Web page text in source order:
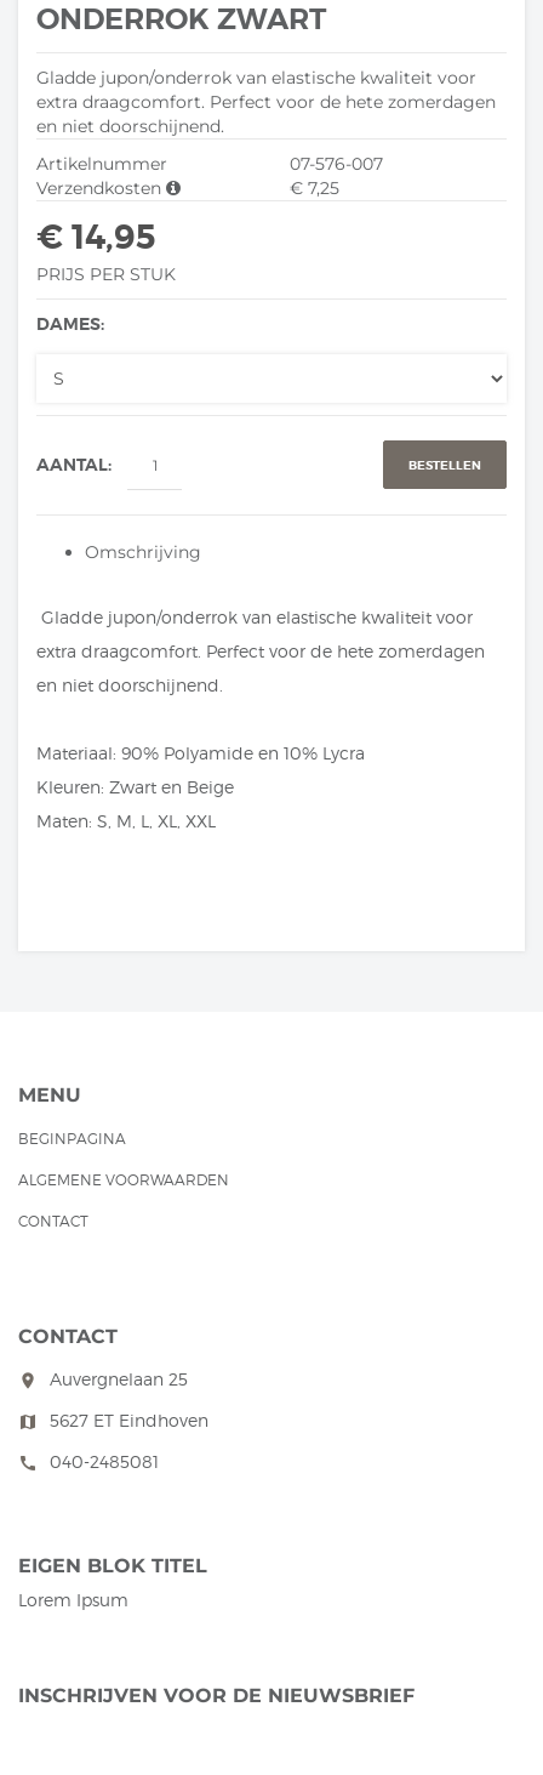
ONDERROK ZWART
Gladde jupon/onderrok van elastische kwaliteit voor
extra draagcomfort. Perfect voor de hete zomerdagen
en niet doorschijnend.
Artikelnummer
07-576-007
Verzendkosten
€ 7,25
€ 14,95
PRIJS PER STUK
DAMES:
AANTAL: BESTELLEN
Omschrijving
Gladde jupon/onderrok van elastische kwaliteit voor
extra draagcomfort. Perfect voor de hete zomerdagen
en niet doorschijnend.
Materiaal: 90% Polyamide en 10% Lycra
Kleuren: Zwart en Beige
Maten: S, M, L, XL, XXL
MENU
BEGINPAGINA
ALGEMENE VOORWAARDEN
CONTACT
CONTACT
room Auvergnelaan 25
map 5627 ET Eindhoven
call 040-2485081
EIGEN BLOK TITEL
Lorem Ipsum
INSCHRIJVEN VOOR DE NIEUWSBRIEF